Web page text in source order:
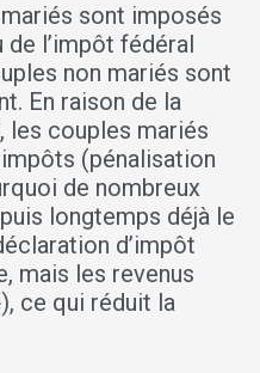
sont imposés
l’impôt fédéral
non mariés sont
En raison de la
les couples mariés
(pénalisation
de nombreux
longtemps déjà le
d’impôt
mais les revenus
ce qui réduit la